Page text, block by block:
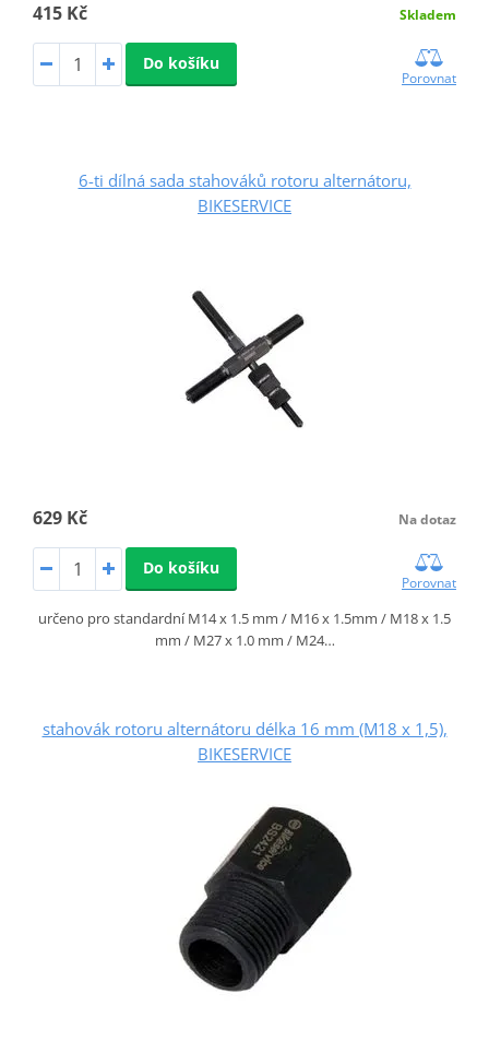
415 Kč Skladem
Do košíku
Porovnat
6-ti dílná sada stahováků rotoru alternátoru,
BIKESERVICE
629 Kč Na dotaz
Do košíku
Porovnat
určeno pro standardní M14 x 1.5 mm / M16 x 1.5mm / M18 x 1.5
mm / M27 x 1.0 mm / M24…
stahovák rotoru alternátoru délka 16 mm (M18 x 1,5),
BIKESERVICE